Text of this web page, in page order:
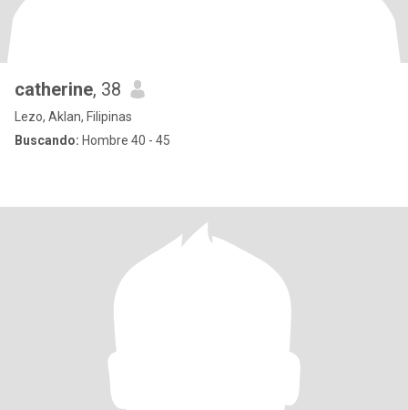
catherine, 38
Lezo, Aklan, Filipinas
Buscando: Hombre 40 - 45